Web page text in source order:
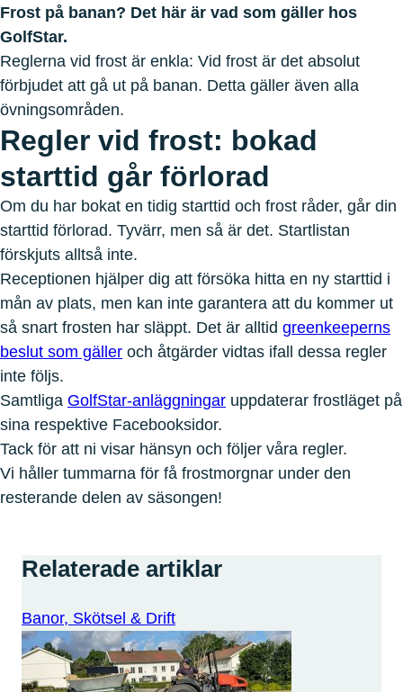
Frost på banan? Det här är vad som gäller hos
GolfStar.
Reglerna vid frost är enkla: Vid frost är det absolut
förbjudet att gå ut på banan. Detta gäller även alla
övningsområden.
Regler vid frost: bokad
starttid går förlorad
Om du har bokat en tidig starttid och frost råder, går din
starttid förlorad. Tyvärr, men så är det. Startlistan
förskjuts alltså inte.
Receptionen hjälper dig att försöka hitta en ny starttid i
mån av plats, men kan inte garantera att du kommer ut
så snart frosten har släppt. Det är alltid greenkeeperns
beslut som gäller och åtgärder vidtas ifall dessa regler
inte följs.
Samtliga GolfStar-anläggningar uppdaterar frostläget på
sina respektive Facebooksidor.
Tack för att ni visar hänsyn och följer våra regler.
Vi håller tummarna för få frostmorgnar under den
resterande delen av säsongen!
Relaterade artiklar
Banor, Skötsel & Drift